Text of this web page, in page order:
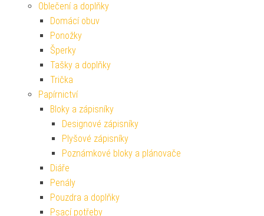
Oblečení a doplňky
Domácí obuv
Ponožky
Šperky
Tašky a doplňky
Trička
Papírnictví
Bloky a zápisníky
Designové zápisníky
Plyšové zápisníky
Poznámkové bloky a plánovače
Diáře
Penály
Pouzdra a doplňky
Psací potřeby